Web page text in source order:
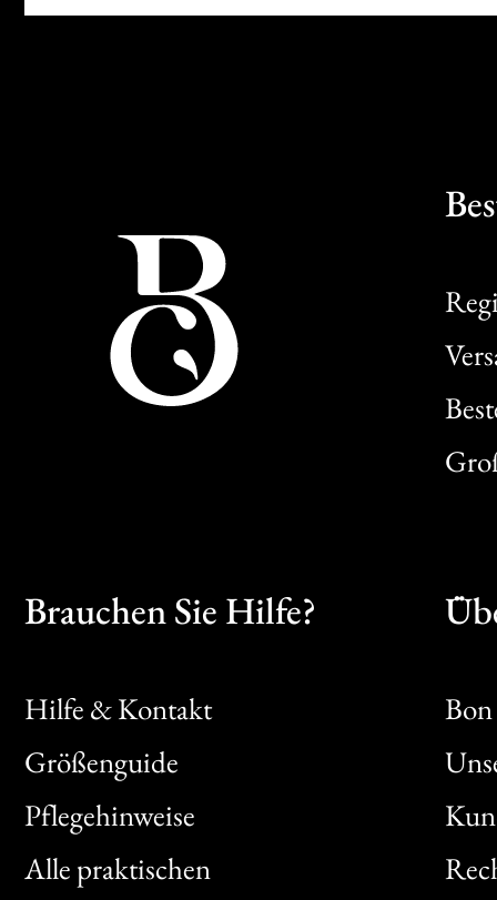
Brauchen Sie Hilfe?
Hilfe & Kontakt
Größenguide
Pflegehinweise
Alle praktischen
Bon
Clic